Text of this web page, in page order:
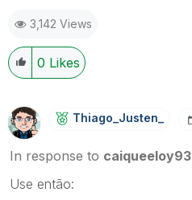
3,142 Views
0 Likes
Thiago_Justen_
In response to caiqueeloy93
Use então: